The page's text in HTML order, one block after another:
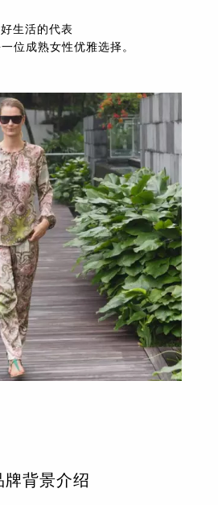
生活的代表
位成熟女性优雅选择。
牌背景介绍